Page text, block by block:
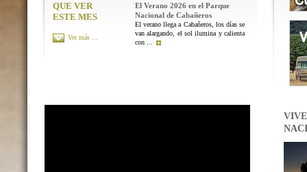
QUE VER
ESTE MES
El Verano 2026 en el Parque
Nacional de Cabañeros
El verano llega a Cabañeros, los días se
van alargando, el sol ilumina y calienta
con ...
Ver más ...